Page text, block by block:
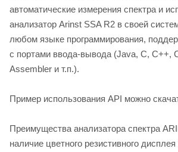
автоматические измерения спектра и
анализатор Arinst SSA R2 в своей
любом языке программирования,
с портами ввода-вывода (Java, C, C++,
Assembler и т.п.).
Пример использования API можно
Преимущества анализатора спектра
наличие цветного резистивного